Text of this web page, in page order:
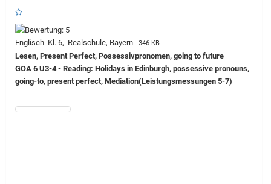
Englisch Kl. 6, Realschule, Bayern 346 KB
Lesen, Present Perfect, Possessivpronomen, going to future
GOA 6 U3-4 - Reading: Holidays in Edinburgh, possessive pronouns,
going-to, present perfect, Mediation(Leistungsmessungen 5-7)